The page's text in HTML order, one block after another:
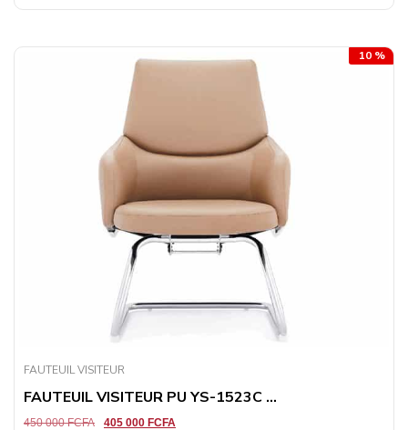
10 %
FAUTEUIL VISITEUR
FAUTEUIL VISITEUR PU YS-1523C ...
450 000FCFA 405 000 FCFA